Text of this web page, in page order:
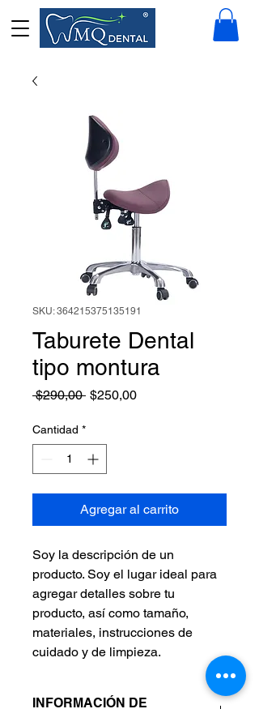
SKU: 364215375135191
Taburete Dental
tipo montura
$290,00 Precio
$250,00Precio
Cantidad *
Agregar al carrito
Soy la descripción de un
producto. Soy el lugar ideal para
agregar detalles sobre tu
producto, así como tamaño,
materiales, instrucciones de
cuidado y de limpieza.
INFORMACIÓN DE